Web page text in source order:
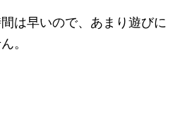
は早いので、あまり遊びに
。